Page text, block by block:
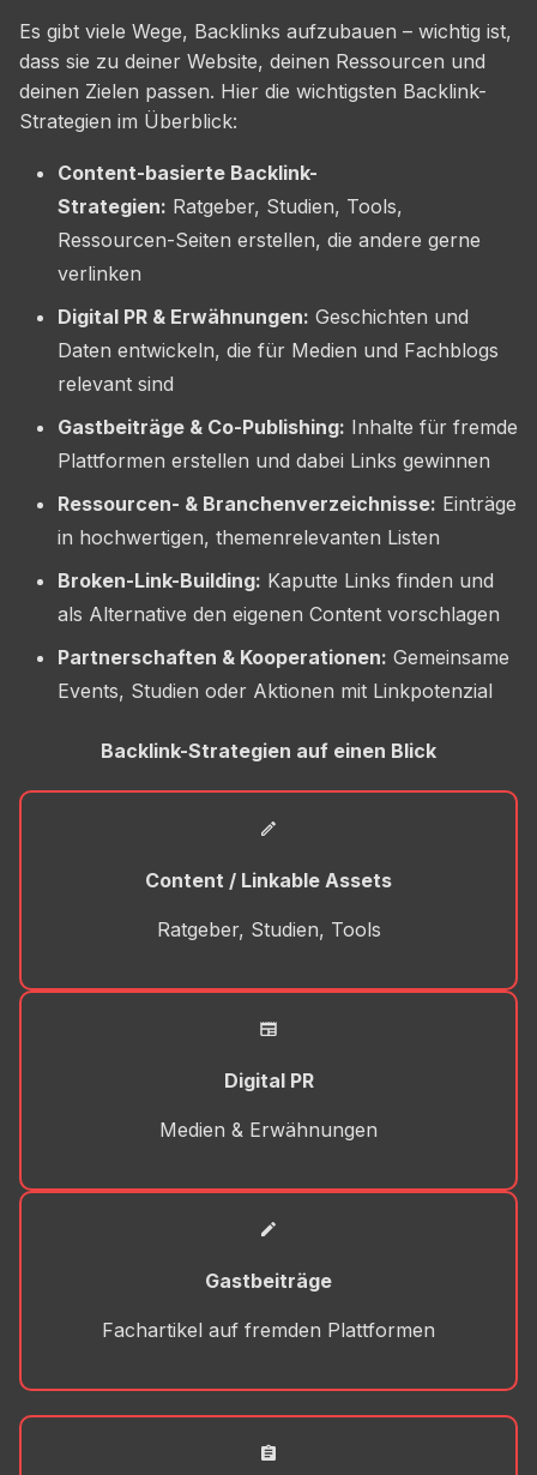
Es gibt viele Wege, Backlinks aufzubauen – wichtig ist,
dass sie zu deiner Website, deinen Ressourcen und
deinen Zielen passen. Hier die wichtigsten Backlink-
Strategien im Überblick:
Content-basierte Backlink-
Strategien: Ratgeber, Studien, Tools,
Ressourcen-Seiten erstellen, die andere gerne
verlinken
Digital PR & Erwähnungen: Geschichten und
Daten entwickeln, die für Medien und Fachblogs
relevant sind
Gastbeiträge & Co-Publishing: Inhalte für fremde
Plattformen erstellen und dabei Links gewinnen
Ressourcen- & Branchenverzeichnisse: Einträge
in hochwertigen, themenrelevanten Listen
Broken-Link-Building: Kaputte Links finden und
als Alternative den eigenen Content vorschlagen
Partnerschaften & Kooperationen: Gemeinsame
Events, Studien oder Aktionen mit Linkpotenzial
Backlink-Strategien auf einen Blick
Content / Linkable Assets
Ratgeber, Studien, Tools
Digital PR
Medien & Erwähnungen
Gastbeiträge
Fachartikel auf fremden Plattformen